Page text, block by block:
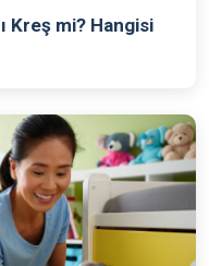
Kreş mi? Hangisi